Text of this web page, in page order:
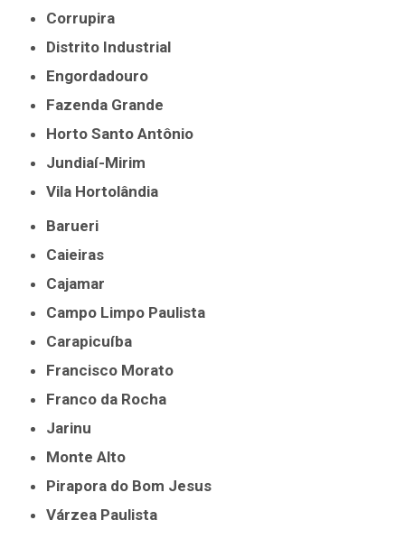
Corrupira
Distrito Industrial
Engordadouro
Fazenda Grande
Horto Santo Antônio
Jundiaí-Mirim
Vila Hortolândia
Barueri
Caieiras
Cajamar
Campo Limpo Paulista
Carapicuíba
Francisco Morato
Franco da Rocha
Jarinu
Monte Alto
Pirapora do Bom Jesus
Várzea Paulista